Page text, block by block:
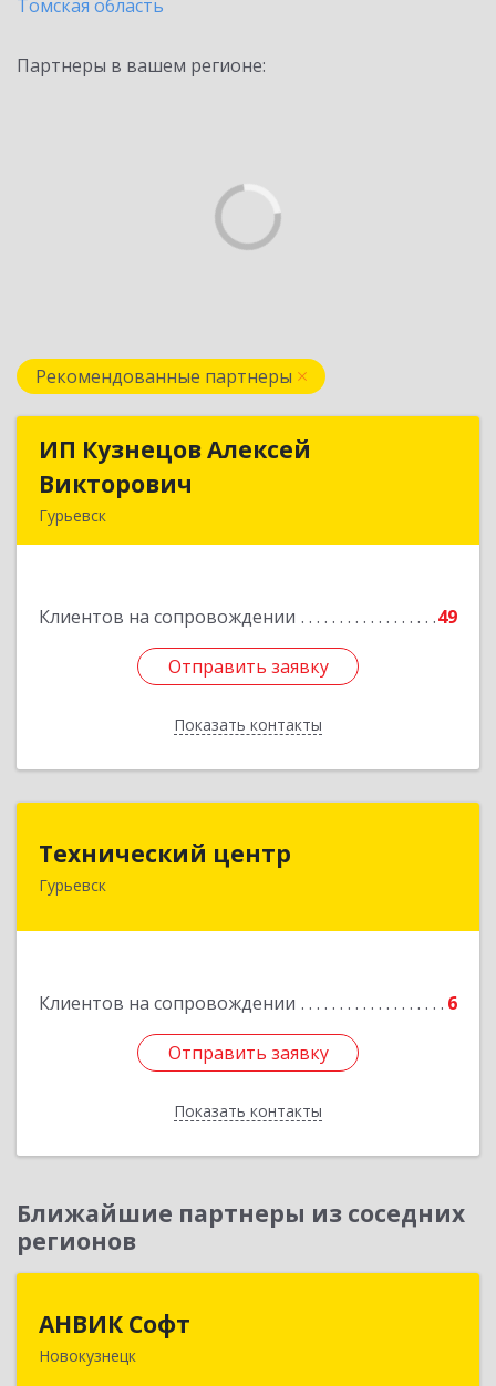
Томская область
Партнеры в вашем регионе:
Рекомендованные партнеры
ИП Кузнецов Алексей
Викторович
Гурьевск
Клиентов на сопровождении 49
Отправить заявку
Показать контакты
ИП Кузнецов Алексей
Подробнее
Отправить заявку
Назад
Технический центр
Гурьевск
Клиентов на сопровождении 6
Отправить заявку
Показать контакты
Отправить заявку
Назад
Ближайшие партнеры из соседних
регионов
АНВИК Софт
Новокузнецк654079, Кемеровская область - Кузбасс,